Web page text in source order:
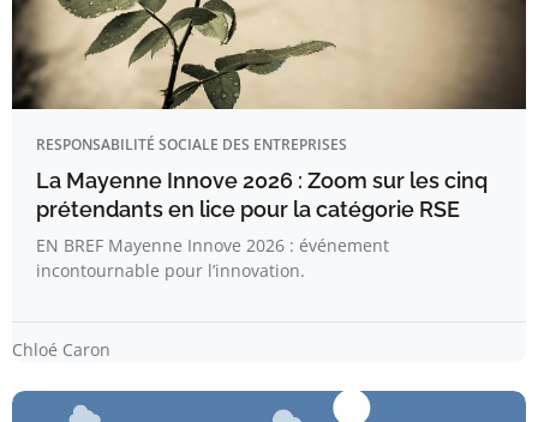
RESPONSABILITÉ SOCIALE DES ENTREPRISES
La Mayenne Innove 2026 : Zoom sur les cinq
prétendants en lice pour la catégorie RSE
EN BREF Mayenne Innove 2026 : événement
incontournable pour l’innovation.
Chloé Caron